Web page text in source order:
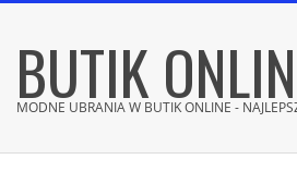
contentBUTIK
MODNE UBRANIA W BUTIK ONLINE -